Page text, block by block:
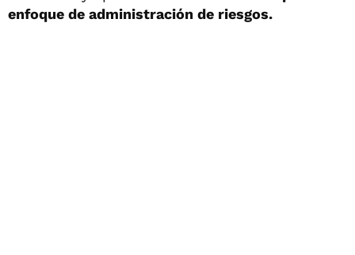
enfoque de administración de riesgos.